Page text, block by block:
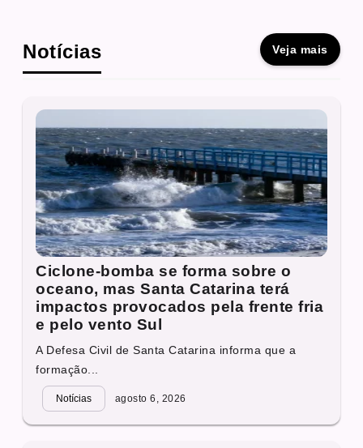
Notícias Veja mais
Ciclone-bomba se forma sobre o
oceano, mas Santa Catarina terá
impactos provocados pela frente fria
e pelo vento Sul
A Defesa Civil de Santa Catarina informa que a
formação...
Notícias agosto 6, 2026